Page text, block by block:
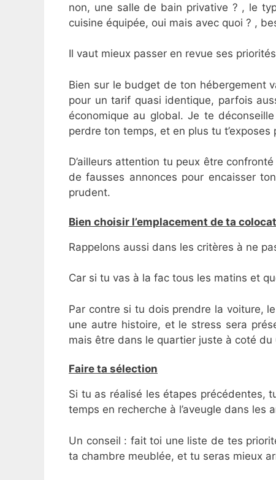
non, une salle de bain privative ? , le
cuisine équipée, oui mais avec quoi ? ,
Il vaut mieux passer en revue ses
Bien sur le budget de ton hébergement
pour un tarif quasi identique, parfois
économique au global. Je te
perdre ton temps, et en plus tu
D’ailleurs attention tu peux être
de fausses annonces pour encaisser
prudent.
Bien choisir l’emplacement de ta
Rappelons aussi dans les critères à ne
Car si tu vas à la fac tous les matins et
Par contre si tu dois prendre la voiture,
une autre histoire, et le stress sera
mais être dans le quartier juste à coté du
Faire ta sélection
Si tu as réalisé les étapes précédentes,
temps en recherche à l’aveugle dans les
Un conseil : fait toi une liste de tes
ta chambre meublée, et tu seras mieux